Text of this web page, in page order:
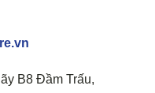
B8 Đầm Trấu,